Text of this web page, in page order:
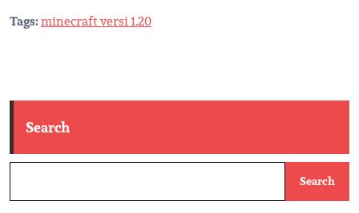
Tags:minecraft versi 1.20
Search
Search